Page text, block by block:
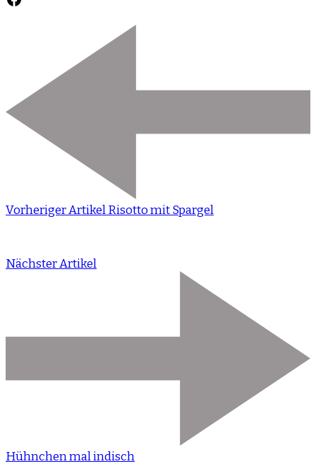
Vorheriger ArtikelRisotto mit Spargel
Nächster Artikel
Hühnchen mal indisch